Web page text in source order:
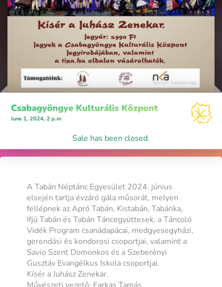
Csabagyöngye Kulturális Központ
June 1, 2024, 2 p.m
Sale has been closed.
A Tabán Néptánc Egyesület 2024. június
elsején tartja évzáró gála műsorát, melyen
fellépnek az Apró Tabán, Kistabán, Tabánka,
Ifjú Tabán és Tabán Táncegyüttesek, a Táncoló
Vidék Program csanádapácai, medgyesegyházi,
gerendási és kondorosi csoportjai, valamint a
Savio Szent Domonkos és a Szeberényi
Gusztáv Evangélkus Iskola csoportjai.
Kísér a Juhász Zenekar.